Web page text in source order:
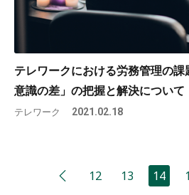
テレワークにおける労務管理の
意識の差」の把握と解決について
テレワーク 2021.02.18
12 13 14